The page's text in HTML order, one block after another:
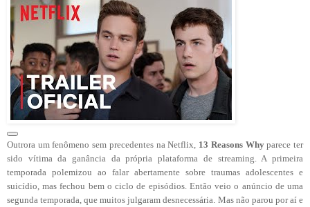
Outrora um fenômeno sem precedentes na Netflix, 13 Reasons Whyparece ter
sido vítima da ganância da própria plataforma de streaming. A primeira
temporada polemizou ao falar abertamente sobre traumas adolescentes e
suicídio, mas fechou bem o ciclo de episódios. Então veio o anúncio de uma
segunda temporada, que muitos julgaram desnecessária. Mas não parou por aí e